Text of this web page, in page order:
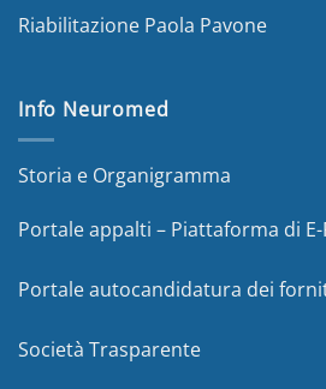
Riabilitazione Paola Pavone
Info Neuromed
Storia e Organigramma
Portale appalti – Piattaforma di
Portale autocandidatura dei
Società Trasparente